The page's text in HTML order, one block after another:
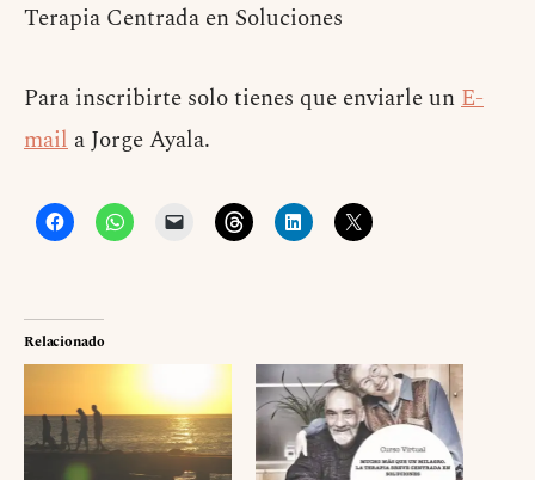
Terapia Centrada en Soluciones
Para inscribirte solo tienes que enviarle unE-
mail a Jorge Ayala.
Relacionado